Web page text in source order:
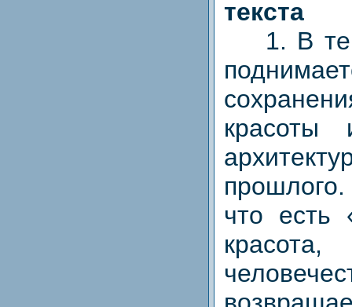
текста
1. В
красоты
что есть